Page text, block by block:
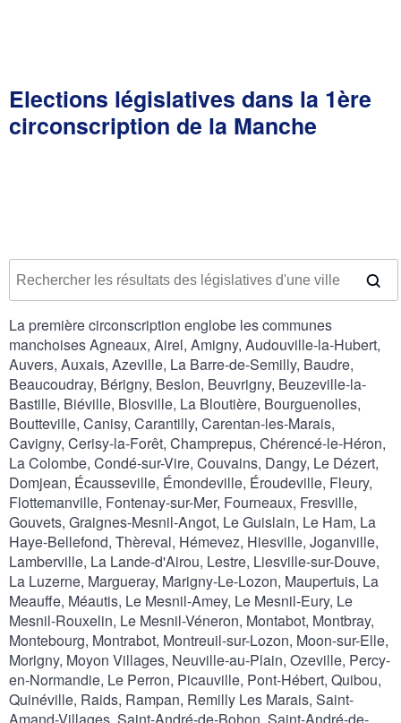
Elections législatives dans la 1ère
circonscription de la Manche
La première circonscription englobe les communes
manchoises Agneaux, Airel, Amigny, Audouville-la-Hubert,
Auvers, Auxais, Azeville, La Barre-de-Semilly, Baudre,
Beaucoudray, Bérigny, Beslon, Beuvrigny, Beuzeville-la-
Bastille, Biéville, Blosville, La Bloutière, Bourguenolles,
Boutteville, Canisy, Carantilly, Carentan-les-Marais,
Cavigny, Cerisy-la-Forêt, Champrepus, Chérencé-le-Héron,
La Colombe, Condé-sur-Vire, Couvains, Dangy, Le Dézert,
Domjean, Écausseville, Émondeville, Éroudeville, Fleury,
Flottemanville, Fontenay-sur-Mer, Fourneaux, Fresville,
Gouvets, Graignes-Mesnil-Angot, Le Guislain, Le Ham, La
Haye-Bellefond, Thèreval, Hémevez, Hiesville, Joganville,
Lamberville, La Lande-d'Airou, Lestre, Liesville-sur-Douve,
La Luzerne, Margueray, Marigny-Le-Lozon, Maupertuis, La
Meauffe, Méautis, Le Mesnil-Amey, Le Mesnil-Eury, Le
Mesnil-Rouxelin, Le Mesnil-Véneron, Montabot, Montbray,
Montebourg, Montrabot, Montreuil-sur-Lozon, Moon-sur-Elle,
Morigny, Moyon Villages, Neuville-au-Plain, Ozeville, Percy-
en-Normandie, Le Perron, Picauville, Pont-Hébert, Quibou,
Quinéville, Raids, Rampan, Remilly Les Marais, Saint-
Amand-Villages, Saint-André-de-Bohon, Saint-André-de-